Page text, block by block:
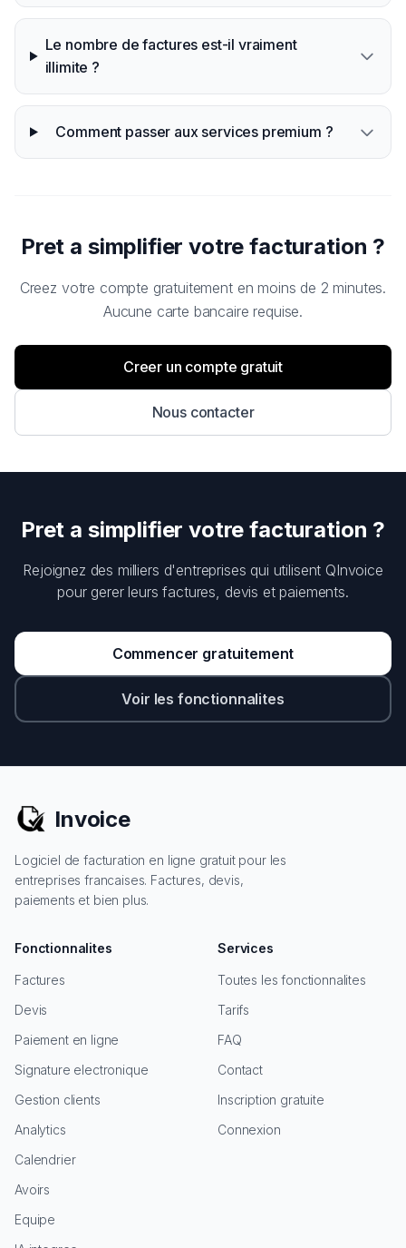
Le nombre de factures est-il vraiment
illimite ?
Comment passer aux services premium ?
Pret a simplifier votre facturation ?
Creez votre compte gratuitement en moins de 2 minutes.
Aucune carte bancaire requise.
Creer un compte gratuit
Nous contacter
Pret a simplifier votre facturation ?
Rejoignez des milliers d'entreprises qui utilisent QInvoice
pour gerer leurs factures, devis et paiements.
Commencer gratuitement
Voir les fonctionnalites
Invoice
Logiciel de facturation en ligne gratuit pour les
entreprises francaises. Factures, devis,
paiements et bien plus.
Fonctionnalites
Factures
Devis
Paiement en ligne
Signature electronique
Gestion clients
Analytics
Calendrier
Avoirs
Equipe
Services
Toutes les fonctionnalites
Tarifs
FAQ
Contact
Inscription gratuite
Connexion